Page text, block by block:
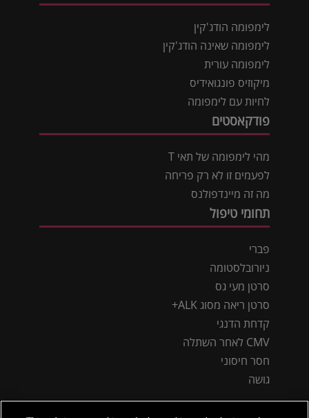
לימפומה הודג'קין
לימפומה שאינה הודג'קין
לימפומה עורית
מיקוזיס פונגואידיס
לחיות עם לימפומה
פודקאסטים
מהי לימפומה של תאי T
לפעמים זו לא רק פריחה
מה זה מיינדפולנס
תחומי טיפול
פברי
ניורובלסטומה
סרטן מעי גס
סרטן ריאה מסוג ALK+
קדחת הדנגי
CMV לאחר השתלה
חסר חיסוני
גושה